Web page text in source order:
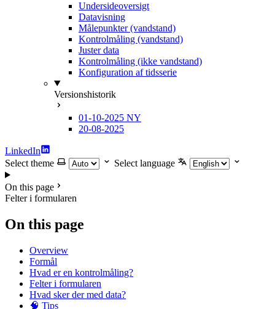
Undersideoversigt
Datavisning
Målepunkter (vandstand)
Kontrolmåling (vandstand)
Juster data
Kontrolmåling (ikke vandstand)
Konfiguration af tidsserie
Versionshistorik
01-10-2025 NY
20-08-2025
LinkedIn
Select theme
Select language
On this page
Felter i formularen
On this page
Overview
Formål
Hvad er en kontrolmåling?
Felter i formularen
Hvad sker der med data?
🧠 Tips